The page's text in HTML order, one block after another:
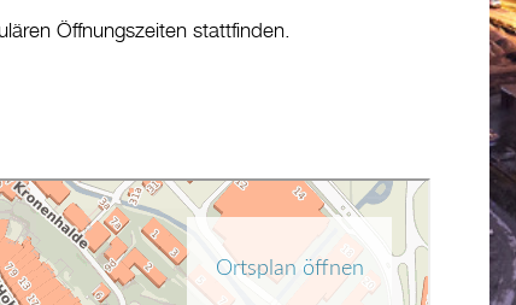
Öffnungszeiten stattfinden.